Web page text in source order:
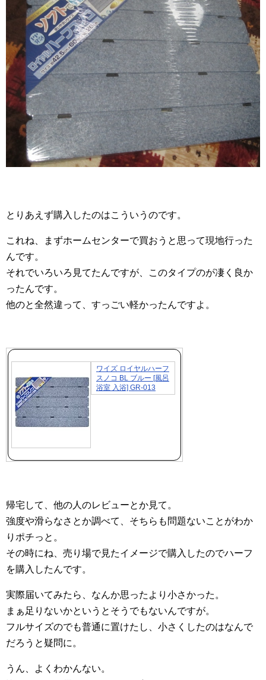
とりあえず購入したのはこういうのです。
これね、まずホームセンターで買おうと思って現地行った
んです。
それでいろいろ見てたんですが、このタイプのが凄く良か
ったんです。
他のと全然違って、すっごい軽かったんですよ。
ワイズ ロイヤルハーフ
スノコ BL ブルー [風呂
浴室 入浴] GR-013
帰宅して、他の人のレビューとか見て。
強度や滑らなさとか調べて、そちらも問題ないことがわか
りポチっと。
その時にね、売り場で見たイメージで購入したのでハーフ
を購入したんです。
実際届いてみたら、なんか思ったより小さかった。
まぁ足りないかというとそうでもないんですが。
フルサイズのでも普通に置けたし、小さくしたのはなんで
だろうと疑問に。
うん、よくわかんない。